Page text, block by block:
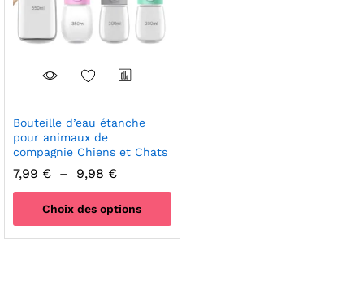
Bouteille d’eau étanche
pour animaux de
compagnie Chiens et Chats
7,99 € – 9,98 €Plage
7,99 €
à
9,98 €
Choix des options